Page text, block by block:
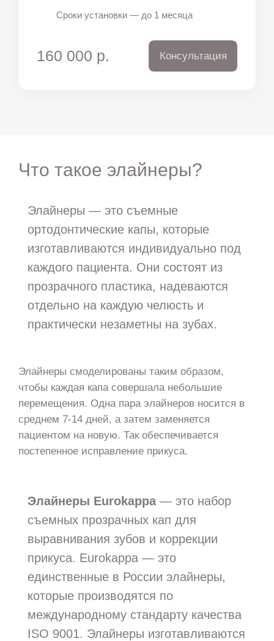
Сроки установки — до 1 месяца
160 000 р. Консультация
Что такое элайнеры?
Элайнеры — это съемные
ортодонтические капы, которые
изготавливаются индивидуально под
каждого пациента. Они состоят из
прозрачного пластика, надеваются
отдельно на каждую челюсть и
практически незаметны на зубах.
Элайнеры смоделированы таким образом,
чтобы каждая капа совершала небольшие
перемещения. Одна пара элайнеров носится в
среднем 7-14 дней, а затем заменяется
пациентом на новую. Так обеспечивается
постепенное исправление прикуса.
Элайнеры Eurokappa— это набор
съемных прозрачных кап для
выравнивания зубов и коррекции
прикуса. Eurokappa — это
единственные в России элайнеры,
которые производятся по
международному стандарту качества
ISO 9001. Элайнеры изготавливаются